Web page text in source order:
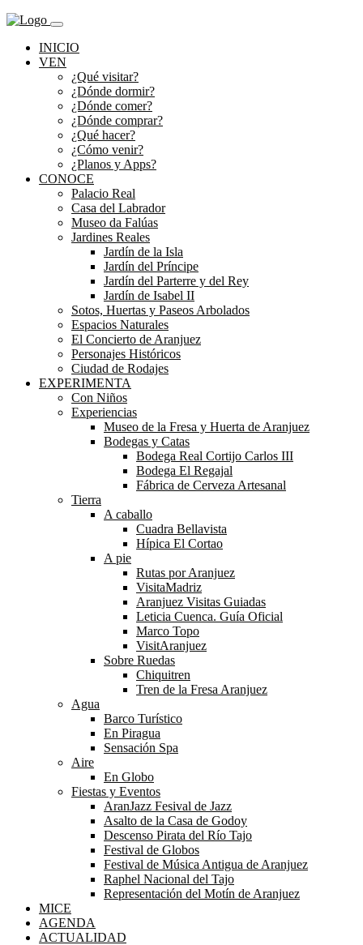
INICIO
VEN
¿Qué visitar?
¿Dónde dormir?
¿Dónde comer?
¿Dónde comprar?
¿Qué hacer?
¿Cómo venir?
¿Planos y Apps?
CONOCE
Palacio Real
Casa del Labrador
Museo da Falúas
Jardines Reales
Jardín de la Isla
Jardín del Príncipe
Jardín del Parterre y del Rey
Jardín de Isabel II
Sotos, Huertas y Paseos Arbolados
Espacios Naturales
El Concierto de Aranjuez
Personajes Históricos
Ciudad de Rodajes
EXPERIMENTA
Con Niños
Experiencias
Museo de la Fresa y Huerta de Aranjuez
Bodegas y Catas
Bodega Real Cortijo Carlos III
Bodega El Regajal
Fábrica de Cerveza Artesanal
Tierra
A caballo
Cuadra Bellavista
Hípica El Cortao
A pie
Rutas por Aranjuez
VisitaMadriz
Aranjuez Visitas Guiadas
Leticia Cuenca. Guía Oficial
Marco Topo
VisitAranjuez
Sobre Ruedas
Chiquitren
Tren de la Fresa Aranjuez
Agua
Barco Turístico
En Piragua
Sensación Spa
Aire
En Globo
Fiestas y Eventos
AranJazz Fesival de Jazz
Asalto de la Casa de Godoy
Descenso Pirata del Río Tajo
Festival de Globos
Festival de Música Antigua de Aranjuez
Raphel Nacional del Tajo
Representación del Motín de Aranjuez
MICE
AGENDA
ACTUALIDAD